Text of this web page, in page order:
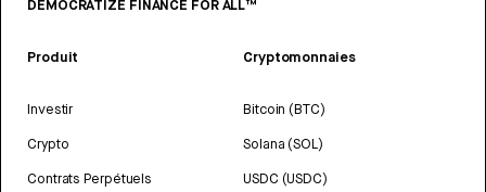
DEMOCRATIZE FINANCE FOR ALL™
Produit
Investir
Crypto
Contrats Perpétuels
Cryptomonnaies
Bitcoin (BTC)
Solana (SOL)
USDC (USDC)